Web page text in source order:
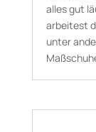
alles gut
arbeitest
unter